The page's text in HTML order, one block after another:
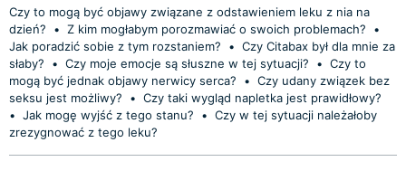
Czy to mogą być objawy związane z odstawieniem leku z nia na
dzień?
• Z kim mogłabym porozmawiać o swoich problemach?
•
Jak poradzić sobie z tym rozstaniem?
• Czy Citabax był dla mnie za
słaby?
• Czy moje emocje są słuszne w tej sytuacji? • Czy to
mogą być jednak objawy nerwicy serca?
• Czy udany związek bez
seksu jest możliwy?
• Czy taki wygląd napletka jest prawidłowy?
• Jak mogę wyjść z tego stanu? • Czy w tej sytuacji należałoby
zrezygnować z tego leku?